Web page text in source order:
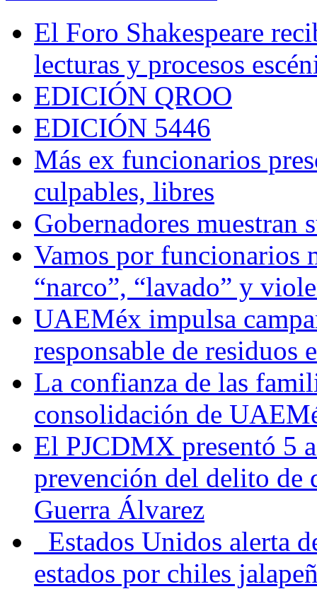
El Foro Shakespeare
lecturas y procesos
EDICIÓN QROO
EDICIÓN 5446
Más ex funcionarios
culpables, libres
Gobernadores muestran
Vamos por funcionarios
“narco”, “lavado” y
UAEMéx impulsa
responsable de residuos
La confianza de las
consolidación de
El PJCDMX presentó 5
prevención del delito de
Guerra Álvarez
Estados Unidos alerta
estados por chiles